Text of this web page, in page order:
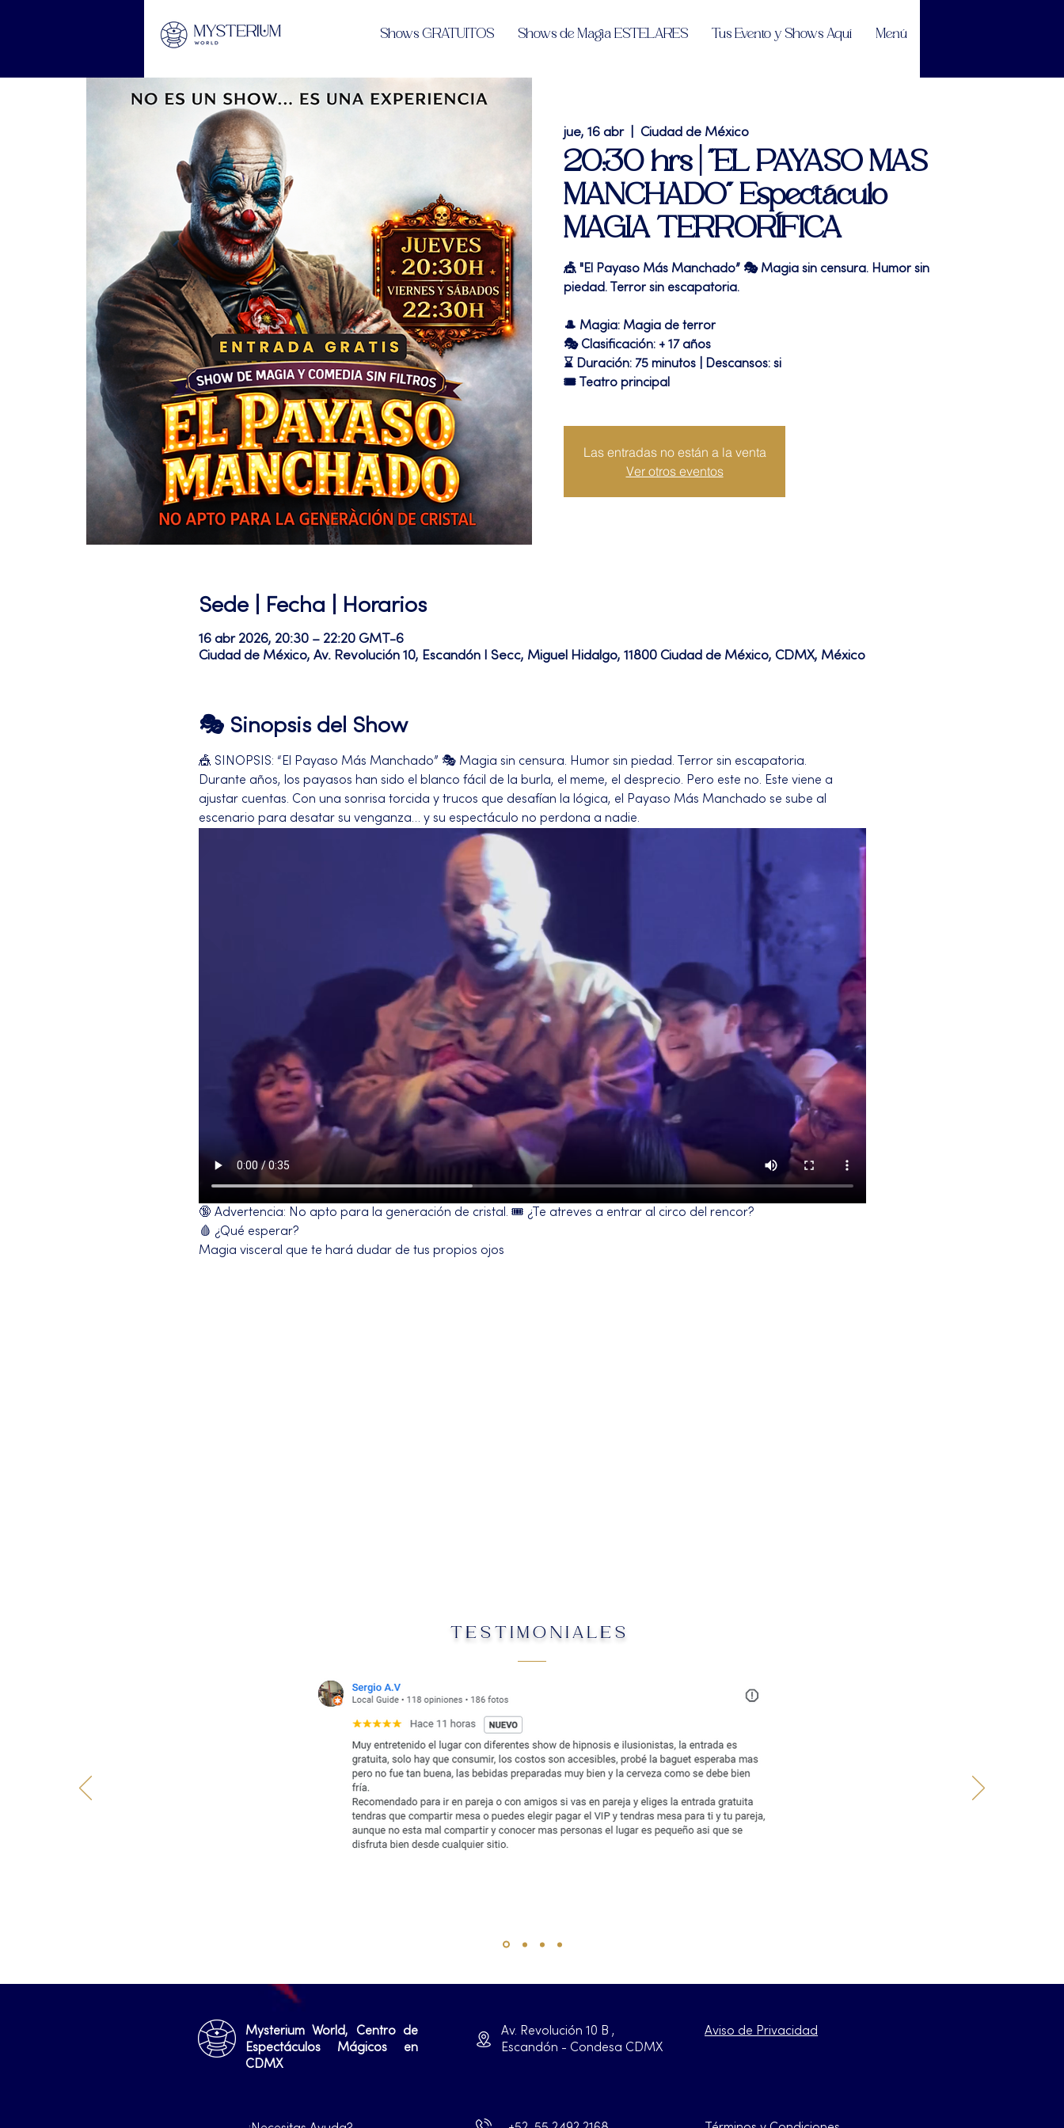
Shows GRATUITOS Shows de Magia ESTELARES Tus Evento y Shows Aquí Menú
jue, 16 abr
  |
Ciudad de México
20:30 hrs | "EL PAYASO MAS
MANCHADO" Espectáculo
MAGIA TERRORÍFICA
🎪 "El Payaso Más Manchado” 🎭 Magia sin censura. Humor sin
piedad. Terror sin escapatoria.
🎩 Magia: Magia de terror
🎭 Clasificación: + 17 años
⌛ Duración: 75 minutos | Descansos: si
🎟 Teatro principal
Las entradas no están a la venta
Ver otros eventos
Sede | Fecha | Horarios
16 abr 2026, 20:30 – 22:20 GMT-6
Ciudad de México, Av. Revolución 10, Escandón I Secc, Miguel Hidalgo, 11800 Ciudad de México, CDMX, México
🎭 Sinopsis del Show
🎪 SINOPSIS: “El Payaso Más Manchado” 🎭 Magia sin censura. Humor sin piedad. Terror sin escapatoria.
Durante años, los payasos han sido el blanco fácil de la burla, el meme, el desprecio. Pero este no. Este viene a
ajustar cuentas. Con una sonrisa torcida y trucos que desafían la lógica, el Payaso Más Manchado se sube al
escenario para desatar su venganza… y su espectáculo no perdona a nadie.
🔞 Advertencia: No apto para la generación de cristal. 🎟️ ¿Te atreves a entrar al circo del rencor?
🩸 ¿Qué esperar?
Magia visceral que te hará dudar de tus propios ojos
TESTIMONIALES
Mysterium World, Centro de
Espectáculos Mágicos en
CDMX
Av. Revolución 10 B ,
Escandón - Condesa CDMX
Aviso de Privacidad